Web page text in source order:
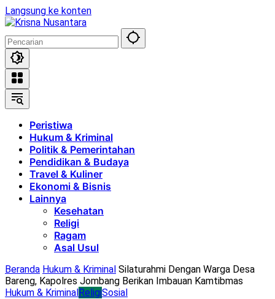
Langsung ke konten
Peristiwa
Hukum & Kriminal
Politik & Pemerintahan
Pendidikan & Budaya
Travel & Kuliner
Ekonomi & Bisnis
Lainnya
Kesehatan
Religi
Ragam
Asal Usul
Beranda Hukum & Kriminal Silaturahmi Dengan Warga Desa
Bareng, Kapolres Jombang Berikan Imbauan Kamtibmas
Hukum & KriminalReligiSosial